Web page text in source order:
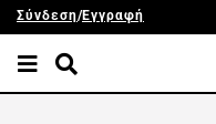
Σύνδεση/Εγγραφή